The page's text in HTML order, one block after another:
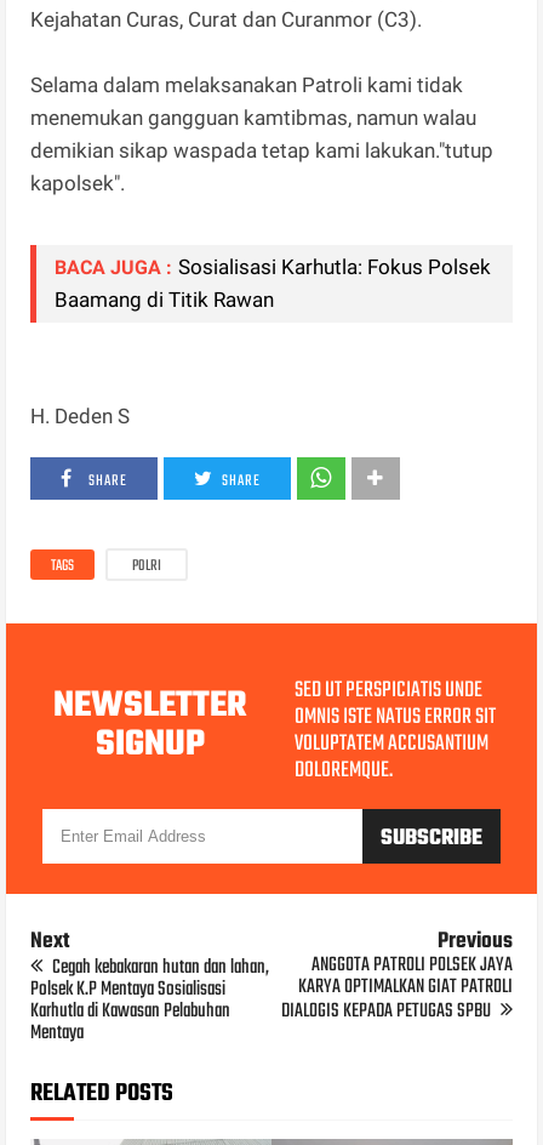
Kejahatan Curas, Curat dan Curanmor (C3).
Selama dalam melaksanakan Patroli kami tidak
menemukan gangguan kamtibmas, namun walau
demikian sikap waspada tetap kami lakukan."tutup
kapolsek".
BACA JUGA : Sosialisasi Karhutla: Fokus Polsek
Baamang di Titik Rawan
H. Deden S
SHARE SHARE
TAGS POLRI
NEWSLETTER
SIGNUP
SED UT PERSPICIATIS UNDE
OMNIS ISTE NATUS ERROR SIT
VOLUPTATEM ACCUSANTIUM
DOLOREMQUE.
Next
Cegah kebakaran hutan dan lahan,
Polsek K.P Mentaya Sosialisasi
Karhutla di Kawasan Pelabuhan
Mentaya
Previous
ANGGOTA PATROLI POLSEK JAYA
KARYA OPTIMALKAN GIAT PATROLI
DIALOGIS KEPADA PETUGAS SPBU
RELATED POSTS